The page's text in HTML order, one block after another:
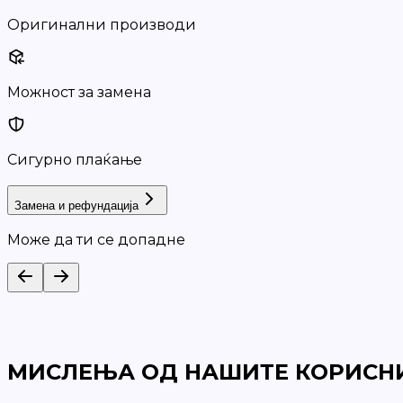
Оригинални производи
Можност за замена
Сигурно плаќање
Замена и рефундација
Може да ти се допадне
МИСЛЕЊА ОД НАШИТЕ